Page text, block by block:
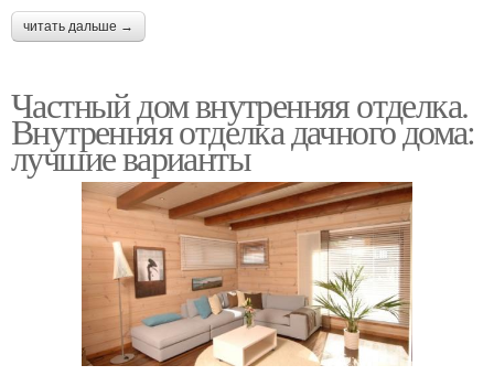
читать дальше →
Частный дом внутренняя отделка.
Внутренняя отделка дачного дома:
лучшие варианты